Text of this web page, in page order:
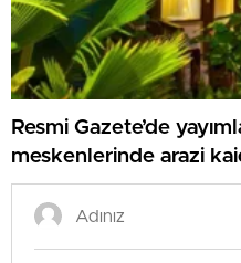
Resmi Gazete’de
meskenlerinde arazi